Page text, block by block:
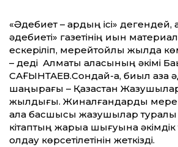
«Әдебиет – ардың ісі» дегендей,
әдебиеті» газетінің қиын
ескеріліп, мерейтойлық жылда
– деді Алматы қаласының әкімі
САҒЫНТАЕВ.Сондай-ақ, биыл қазақ
шаңырағы – Қазақстан
жылдығы. Жиналғандарды
қала басшысы жазушылар туралы
кітаптың жарыққа шығуына
қолдау көрсетілетінін жеткізді.